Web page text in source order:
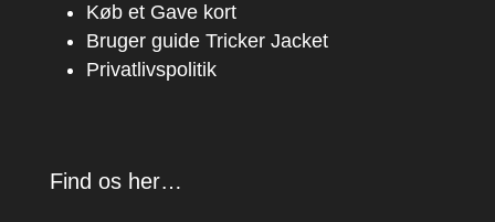
Køb et Gave kort
Bruger guide Tricker Jacket
Privatlivspolitik
Find os her…